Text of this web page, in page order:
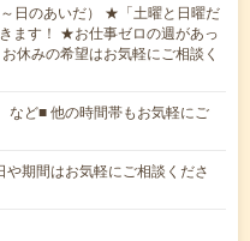
日のあいだ） ★「土曜と日曜だ
ます！ ★お仕事ゼロの週があっ
休みの希望はお気軽にご相談く
ど■ 他の時間帯もお気軽にご
期間はお気軽にご相談くださ